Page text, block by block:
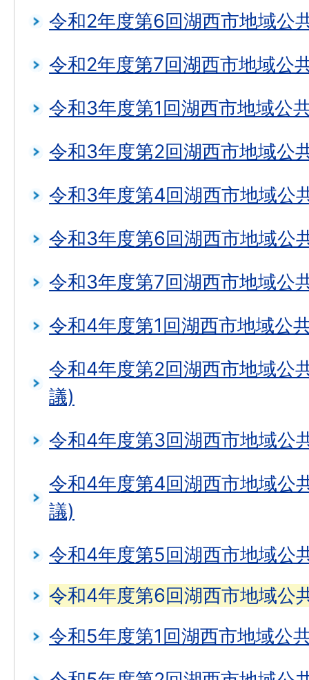
令和2年度第6回湖西市地域公
令和2年度第7回湖西市地域公
令和3年度第1回湖西市地域公
令和3年度第2回湖西市地域公
令和3年度第4回湖西市地域公
令和3年度第6回湖西市地域公
令和3年度第7回湖西市地域公
令和4年度第1回湖西市地域公
令和4年度第2回湖西市地域公
議)
令和4年度第3回湖西市地域公
令和4年度第4回湖西市地域公
議)
令和4年度第5回湖西市地域公
令和4年度第6回湖西市地域公
令和5年度第1回湖西市地域公